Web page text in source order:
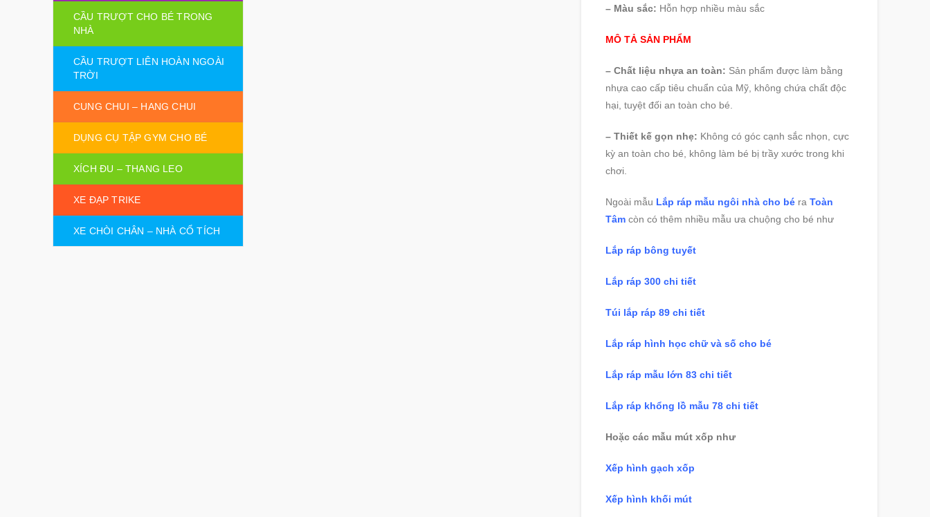
– Màu sắc: Hỗn hợp nhiều màu sắc
MÔ TẢ SẢN PHẨM
– Chất liệu nhựa an toàn: Sản phẩm được làm bằng
nhựa cao cấp tiêu chuẩn của Mỹ, không chứa chất độc
hại, tuyệt đối an toàn cho bé.
– Thiết kế gọn nhẹ: Không có góc cạnh sắc nhọn, cực
kỳ an toàn cho bé, không làm bé bị trầy xước trong khi
chơi.
Ngoài mẫu Lắp ráp mẫu ngôi nhà cho béra Toàn
Tâmcòn có thêm nhiều mẫu ưa chuộng cho bé như
Lắp ráp bông tuyết
Lắp ráp 300 chi tiết
Túi lắp ráp 89 chi tiết
Lắp ráp hình học chữ và số cho bé
Lắp ráp mẫu lớn 83 chi tiết
Lắp ráp khổng lồ mẫu 78 chi tiết
Hoặc các mẫu mút xốp như
Xếp hình gạch xốp
Xếp hình khối mút
CẦU TRƯỢT CHO BÉ TRONG
NHÀ
CẦU TRƯỢT LIÊN HOÀN NGOÀI
TRỜI
CUNG CHUI – HANG CHUI
DỤNG CỤ TẬP GYM CHO BÉ
XÍCH ĐU – THANG LEO
XE ĐẠP TRIKE
XE CHÒI CHÂN – NHÀ CỔ TÍCH